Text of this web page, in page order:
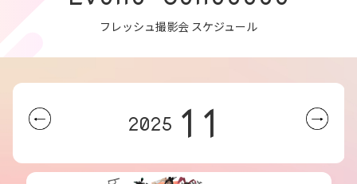
フレッシュ撮影会 スケジュール
2025 11